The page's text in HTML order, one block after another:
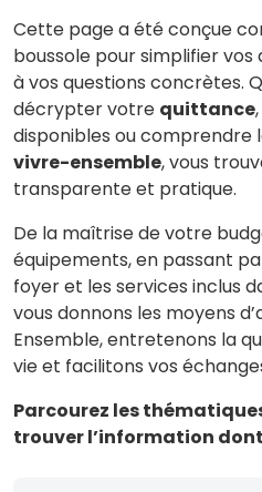
Cette page a été conçue
boussole pour simplifier
à vos questions concrètes.
décrypter votre quittance
disponibles ou comprendre
vivre-ensemble, vous
transparente et pratique.
De la maîtrise de votre
équipements, en passant
foyer et les services inclus
vous donnons les moyens
Ensemble, entretenons la
vie et facilitons vos
Parcourez les
trouver l’information